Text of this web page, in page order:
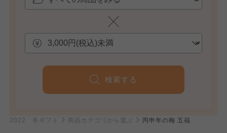
検索する
2022 冬ギフト 商品カテゴリから選ぶ 丙申年の梅 五福
ご利用約款（ご利用規約・ご利
個人情報保護方針について
特定商取引法に基づく表記につ